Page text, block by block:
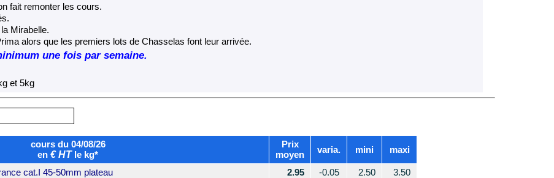
fait remonter les cours.
Mirabelle.
alors que les premiers lots de Chasselas font leur arrivée.
une fois par semaine.
et 5kg
cours du 04/08/26
en € HTle kg*
Prix
moyen
varia. mini maxi
cat.I 45-50mm plateau 2.95 -0.05 2.50
3.50